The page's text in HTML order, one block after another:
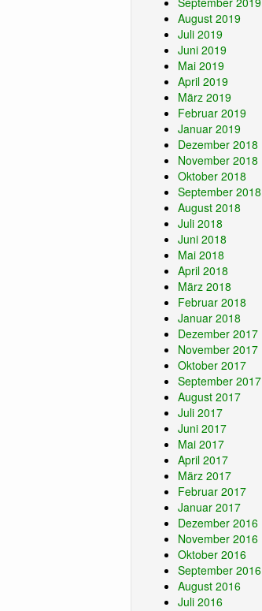
August 2019
Juli 2019
Juni 2019
Mai 2019
April 2019
März 2019
Februar 2019
Januar 2019
Dezember 2018
November 2018
Oktober 2018
September 2018
August 2018
Juli 2018
Juni 2018
Mai 2018
April 2018
März 2018
Februar 2018
Januar 2018
Dezember 2017
November 2017
Oktober 2017
September 2017
August 2017
Juli 2017
Juni 2017
Mai 2017
April 2017
März 2017
Februar 2017
Januar 2017
Dezember 2016
November 2016
Oktober 2016
September 2016
August 2016
Juli 2016